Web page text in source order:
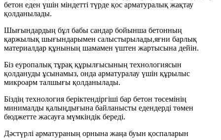
бетон еден үшін міндетті түрде қос арматуралық жақтау
қолданылады.
Шығындардың бұл бабы сандар бойынша бетонның
қаржылық шығындарымен салыстырылады,яғни барлық
материалдар құнының шамамен үштен жартысына дейін.
Біз еуропалық тұрақ құрылғысының технологиясын
қолдануды ұсынамыз, онда арматуралау үшін құрылыс
микроарм талшығы қолданылады.
Біздің технология беріктендіргіші бар бетон төсемінің
минималды қалыңдығына байланысты едендерді төмен
бюджетте жасауға мүмкіндік береді.
Дәстүрлі арматураның орнына жаңа буын қоспаларын